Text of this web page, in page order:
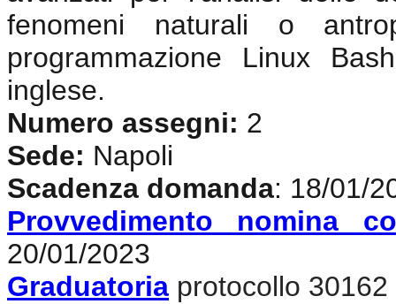
fenomeni naturali o
programmazione Linux
inglese.
Numero assegni: 2
Sede: Napoli
Scadenza domanda: 18/01/
Provvedimento nomina
20/01/2023
Graduatoria protocollo